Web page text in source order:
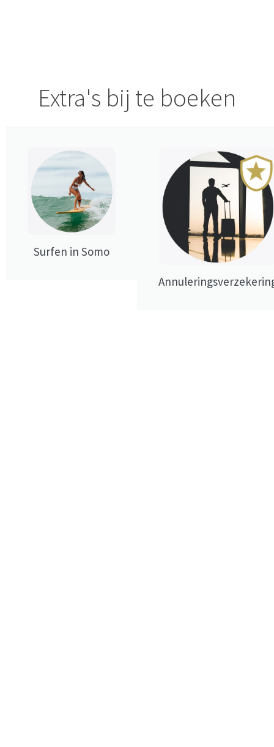
Extra's bij te boeken
Surfen in Somo